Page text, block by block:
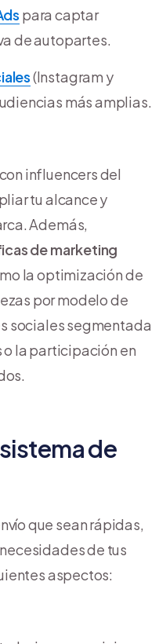
para captar
de autopartes.
(Instagram y
más amplias.
influencers del
tu alcance y
Además,
de marketing
la optimización de
por modelo de
sociales segmentada
la participación en
de
que sean rápidas,
de tus
aspectos: